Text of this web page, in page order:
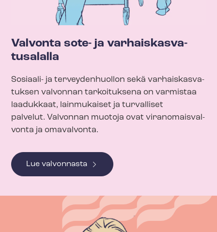
Valvonta sote- ja var­hais­kas­va­
tusa­lal­la
Sosiaali- ja terveydenhuollon sekä var­hais­kas­va­
tuk­sen valvonnan tarkoituksena on varmistaa
laadukkaat, lainmukaiset ja turvalliset
palvelut. Valvonnan muotoja ovat vi­ran­omais­val­
von­ta ja omavalvonta.
Lue valvonnasta